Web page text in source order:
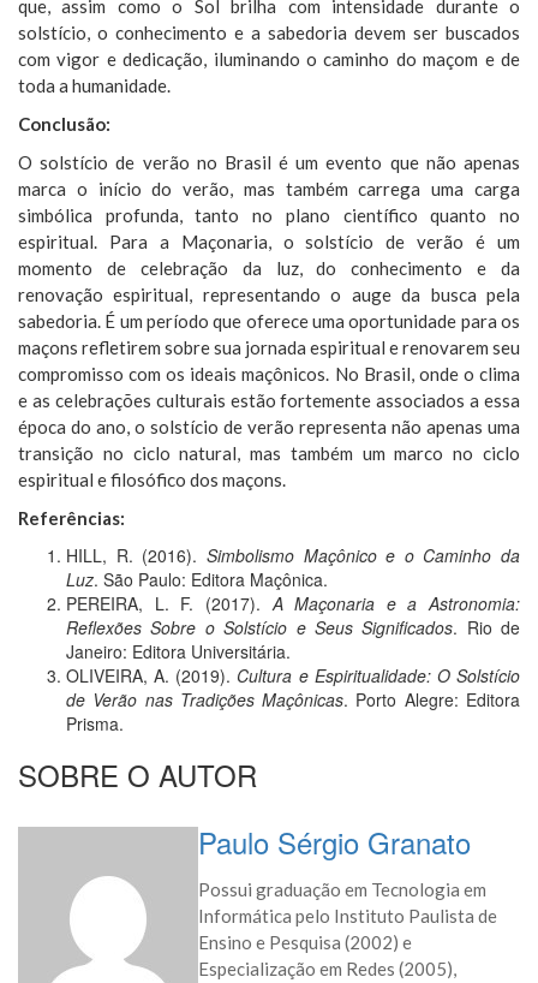
que, assim como o Sol brilha com intensidade durante o
solstício, o conhecimento e a sabedoria devem ser buscados
com vigor e dedicação, iluminando o caminho do maçom e de
toda a humanidade.
Conclusão:
O solstício de verão no Brasil é um evento que não apenas
marca o início do verão, mas também carrega uma carga
simbólica profunda, tanto no plano científico quanto no
espiritual. Para a Maçonaria, o solstício de verão é um
momento de celebração da luz, do conhecimento e da
renovação espiritual, representando o auge da busca pela
sabedoria. É um período que oferece uma oportunidade para os
maçons refletirem sobre sua jornada espiritual e renovarem seu
compromisso com os ideais maçônicos. No Brasil, onde o clima
e as celebrações culturais estão fortemente associados a essa
época do ano, o solstício de verão representa não apenas uma
transição no ciclo natural, mas também um marco no ciclo
espiritual e filosófico dos maçons.
Referências:
HILL, R. (2016). Simbolismo Maçônico e o Caminho da
Luz. São Paulo: Editora Maçônica.
PEREIRA, L. F. (2017).A Maçonaria e a Astronomia:
Reflexões Sobre o Solstício e Seus Significados. Rio de
Janeiro: Editora Universitária.
OLIVEIRA, A. (2019). Cultura e Espiritualidade: O Solstício
de Verão nas Tradições Maçônicas. Porto Alegre: Editora
Prisma.
SOBRE O AUTOR
Paulo Sérgio Granato
Possui graduação em Tecnologia em
Informática pelo Instituto Paulista de
Ensino e Pesquisa (2002) e
Especialização em Redes (2005),